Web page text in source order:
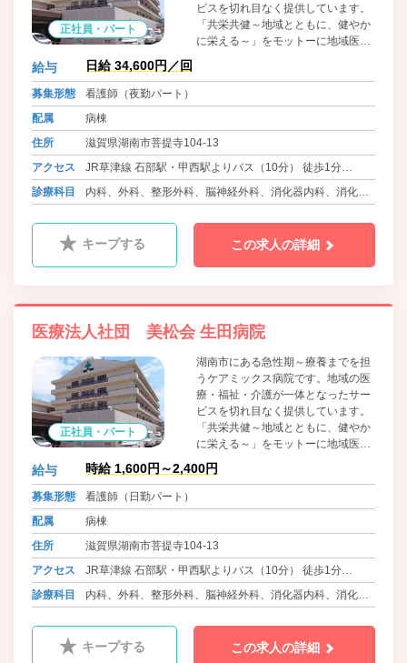
正社員・パート
ビスを切れ目なく提供しています。
「共栄共健～地域とともに、健やか
に栄える～」をモットーに地域医療
給与 日給 34,600円／回
募集形態
看護師（夜勤パート）
配属
病棟
住所
滋賀県湖南市菩提寺104-13
アクセス
JR草津線 石部駅・甲西駅よりバス（10分） 徒歩1分
JR琵琶湖線 野洲駅よりバス（30分） 徒歩5分
診療科目
内科、外科、整形外科、脳神経外科、消化器内科、消化器
眼科、耳鼻咽喉科、ﾘﾊﾋﾞﾘﾃｰｼｮﾝ科、乳腺外科、放射線科、
キープする この求人の詳細
医療法人社団 美松会 生田病院
正社員・パート
湖南市にある急性期～療養までを担
うケアミックス病院です。地域の医
療・福祉・介護が一体となったサー
ビスを切れ目なく提供しています。
「共栄共健～地域とともに、健やか
に栄える～」をモットーに地域医療
への貢献を目指しています。
給与 時給 1,600円～2,400円
募集形態
看護師（日勤パート）
配属
病棟
住所
滋賀県湖南市菩提寺104-13
アクセス
JR草津線 石部駅・甲西駅よりバス（10分） 徒歩1分
JR琵琶湖線 野洲駅よりバス（30分） 徒歩5分
診療科目
内科、外科、整形外科、脳神経外科、消化器内科、消化器
眼科、耳鼻咽喉科、ﾘﾊﾋﾞﾘﾃｰｼｮﾝ科、乳腺外科、放射線科、
キープする この求人の詳細